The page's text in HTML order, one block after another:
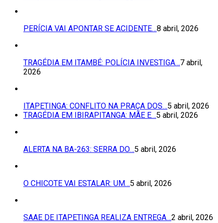
PERÍCIA VAI APONTAR SE ACIDENTE…8 abril, 2026
TRAGÉDIA EM ITAMBÉ: POLÍCIA INVESTIGA…7 abril,
2026
ITAPETINGA: CONFLITO NA PRAÇA DOS…5 abril, 2026
TRAGÉDIA EM IBIRAPITANGA: MÃE E…5 abril, 2026
ALERTA NA BA-263: SERRA DO…5 abril, 2026
O CHICOTE VAI ESTALAR: UM…5 abril, 2026
SAAE DE ITAPETINGA REALIZA ENTREGA…2 abril, 2026